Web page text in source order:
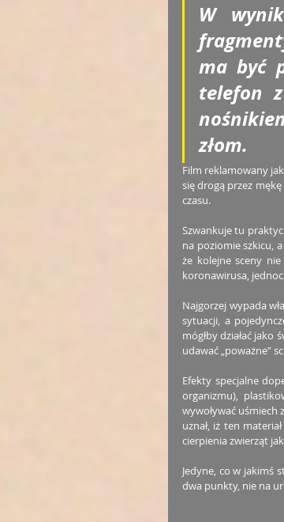
W
ma być
telefon
złom.
Film reklamowany
się drogą przez
czasu.
Szwankuje tu
na poziomie szkicu,
że kolejne sceny
koronawirusa,
Najgorzej wypada
sytuacji, a
mógłby działać jako
udawać „poważne”
Efekty specjalne
organizmu),
wywoływać
uznał, iż ten
cierpienia zwierząt
Jedyne, co w jakimś
dwa punkty, nie na